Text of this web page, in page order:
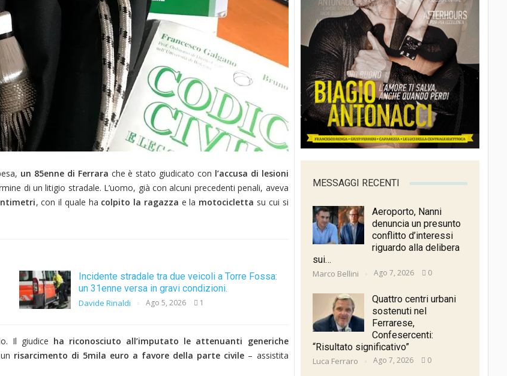
un 85enne di Ferrara che è stato giudicato con l’accusa di lesioni
di un litigio stradale. L’uomo, già con alcuni precedenti penali, aveva
, con il quale ha colpito la ragazza e la motocicletta su cui si
Incidente stradale tra due veicoli a Torre Fossa:
un 31enne versa in gravi condizioni.
Davide Rinaldi Ago 5, 2026 1
Il giudice ha riconosciuto all’imputato le attenuanti generiche
risarcimento di 5mila euro a favore della parte civile – assistita
MESSAGGI RECENTI
Aeroporto, Nanni
denuncia un presunto
conflitto d’interessi
riguardo alla delibera
sui…
Marco Bellini Ago 7, 2026 0
Quattro centri urbani
sostenuti nel
Ferrarese,
Confesercenti:
“Risultato significativo”
Luca Ferraro Ago 7, 2026 0